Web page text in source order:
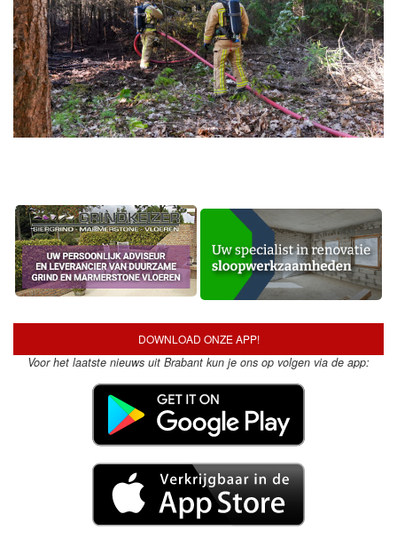
DOWNLOAD ONZE APP!
Voor het laatste nieuws uit Brabant kun je ons op volgen via de app: